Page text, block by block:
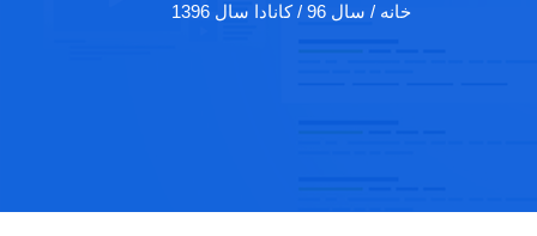
خانه / سال 96 / کانادا سال 1396